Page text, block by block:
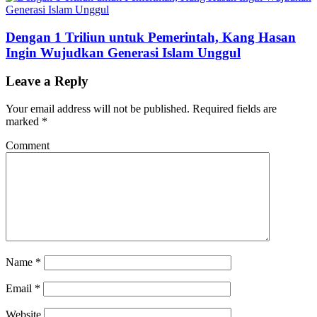
Dengan 1 Triliun untuk Pemerintah, Kang Hasan
Ingin Wujudkan Generasi Islam Unggul
Leave a Reply
Your email address will not be published. Required fields are
marked *
Comment
Name *
Email *
Website